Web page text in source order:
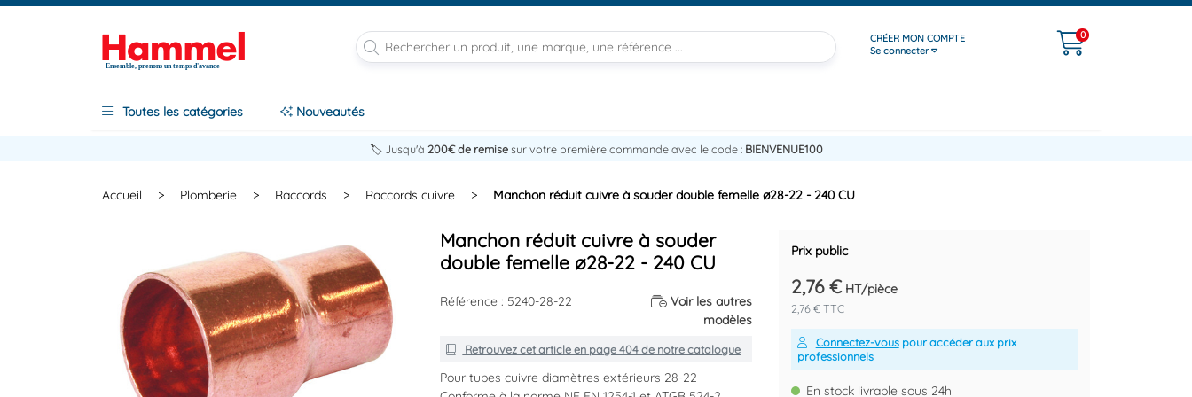
Ensemble, prenons un temps d'avance
CRÉER MON COMPTE
Se connecter
0
Toutes les catégories Nouveautés
🏷️ Jusqu'à 200€ de remisesur votre première commande avec le code : BIENVENUE100
Accueil > Plomberie > Raccords > Raccords cuivre > Manchon réduit cuivre à souder double femelle ø28-22 - 240 CU
Manchon réduit cuivre à souder
double femelle ø28-22 - 240 CU
Référence : 5240-28-22
Voir les autres
modèles
Retrouvez cet article en page 404de notre catalogue
Pour tubes cuivre diamètres extérieurs 28-22
Prix public
2,76 €HT/pièce
2,76 € TTC
Connectez-vouspour accéder aux prix
professionnels
En stock livrable sous 24h